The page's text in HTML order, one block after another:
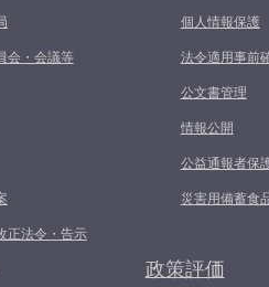
会・会議等
正法令・告示
個人情報保護
法令適用事前
公文書管理
情報公開
公益通報者保
災害用備蓄食
政策評価